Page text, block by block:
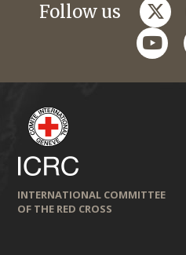
Follow us
INTERNATIONAL COMMITTEE
OF THE RED CROSS